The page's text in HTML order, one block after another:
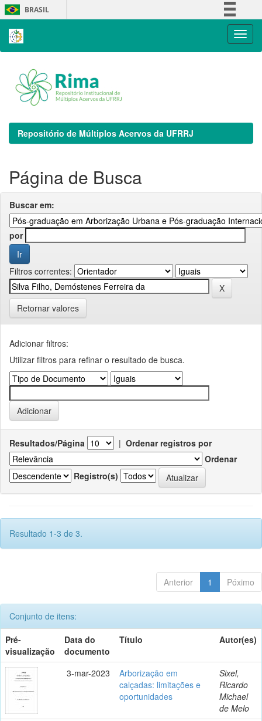
Skip
navigation
BRASIL
Repositório de Múltiplos Acervos da UFRRJ
Página de Busca
Buscar em:
por
Filtros correntes:
Retornar valores
Adicionar filtros:
Utilizar filtros para refinar o resultado de busca.
Resultados/Página | Ordenar registros por
Ordenar
Registro(s)
Resultado 1-3 de 3.
Anterior 1 Póximo
Conjunto de itens:
Pré-
visualização
Data do
documento
Título Autor(es)
3-mar-2023
Arborização em
calçadas: limitações e
oportunidades
Sixel,
Ricardo
Michael
de Melo